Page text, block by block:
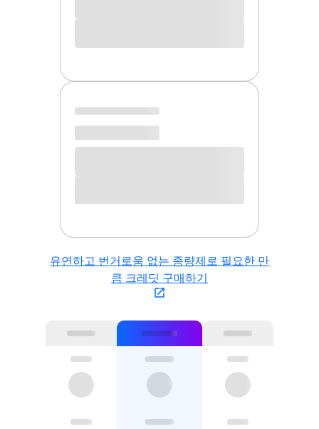
유연하고 번거로움 없는 종량제로 필요한 만
큼 크레딧 구매하기